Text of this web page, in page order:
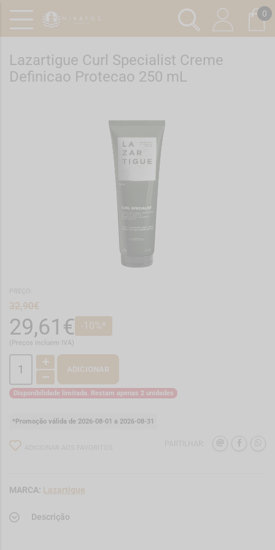
0
Lazartigue Curl Specialist Creme
Definicao Protecao 250 mL
32,90€
29,61€ -10%*
(Preços incluem IVA)
ADICIONAR
Disponibilidade limitada. Restam apenas 2 unidades
*Promoção válida de 2026-08-01 a 2026-08-31
MARCA: Lazartigue
Descrição